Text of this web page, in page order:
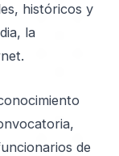
históricos y
la
de